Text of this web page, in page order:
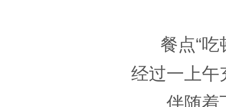
餐点“吃
经过一上午
伴随着